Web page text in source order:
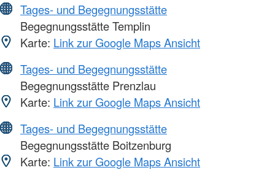
Tages- und Begegnungsstätte
Begegnungsstätte Templin
Karte: Link zur Google Maps Ansicht
Tages- und Begegnungsstätte
Begegnungsstätte Prenzlau
Karte: Link zur Google Maps Ansicht
Tages- und Begegnungsstätte
Begegnungsstätte Boitzenburg
Karte: Link zur Google Maps Ansicht